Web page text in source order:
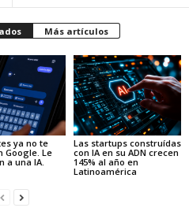
Más artículos
ya no te
Google. Le
a una IA.
Las startups construídas
con IA en su ADN crecen
145% al año en
Latinoamérica